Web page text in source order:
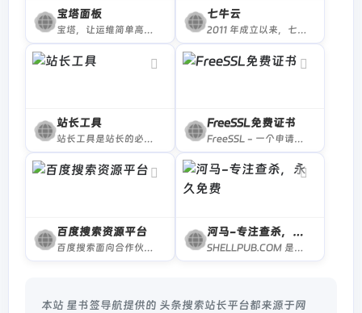
宝塔面板
宝塔，让运维简单高效。面板支持Linux与Windows系统。一键配置：LAMP/LNMP、网站、数据库、FTP、SSL，通过Web端轻松管理服务器。
七牛云
2011 年成立以来，七牛云致力于成为全球领先的一站式场景化智能视频云服务商，围绕数字化浪潮下的在线音视频需求，基于强大的云边一体化能力和低代码能力，持续在视频点播、互动直播、实时音视频、摄像头上云等领域，进行深度技术投入，提供面向业务场景的视频云解决方案。截至目前，有超过 100 万企业客户和开发者长期使用七牛云服务，包括 OPPO 、爱奇艺、平安银行、招商银行、上汽集团、芒果 TV 等知名企业。
站长工具
站长工具是站长的必备工具。经常上站长工具可以了解SEO数据变化。还可以检测网站死链接、蜘蛛访问、HTML格式检测、网站速度测试、友情链接检查、网站域名IP查询、PR、权重查询、alexa、whois查询等等。
FreeSSL免费证书
FreeSSL - 一个申请免费HTTPS证书的网站,免费HTTPS证书,免费SSL证书,免费证书
百度搜索资源平台
百度搜索面向合作伙伴的官方平台，为开发者、内容创作者、站点管理者等伙伴，提供优化工具、数据、课程、Q&amp;A等服务，助力资源进入搜索，同时提供搜索项目合作机会，让优质资源脱颖而出。
河马-专注查杀，永久免费
SHELLPUB.COM 是专门针对webshell进行查杀的永久免费查杀软件,专业的webshell查杀,分析,清理.不定期发布webshell的动态,排名,统计。SHELLPUB 支持在线查杀.强大,简单,方便.
本站 星书签导航提供的 头条搜索站长平台都来源于网